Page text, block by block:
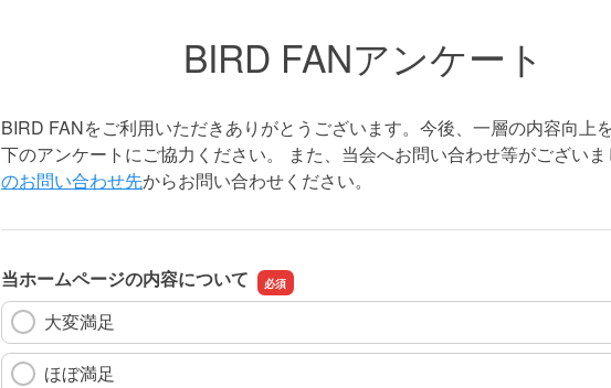
BIRD FANアンケート
BIRD FANをご利用いただきありがとうございます。今後、一層の内容向上
下のアンケートにご協力ください。 また、当会へお問い合わせ等がございま
のお問い合わせ先からお問い合わせください。
当ホームページの内容について
大変満足
ほぼ満足